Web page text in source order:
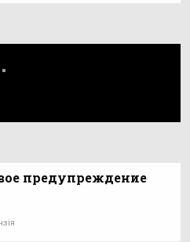
предупреждение